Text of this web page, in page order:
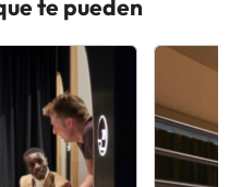
te pueden